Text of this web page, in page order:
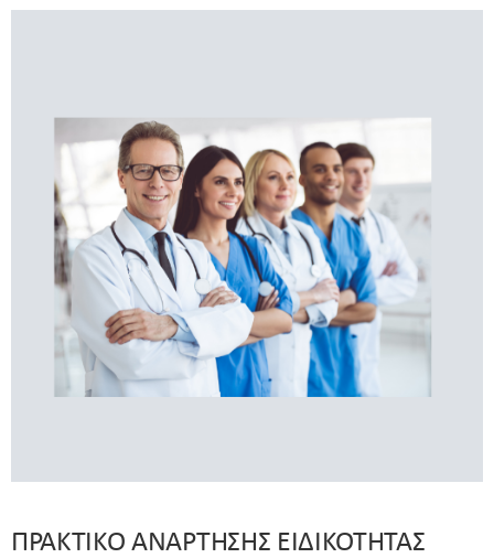
ΠΡΑΚΤΙΚΟ ΑΝΑΡΤΗΣΗΣ ΕΙΔΙΚΟΤΗΤΑΣ